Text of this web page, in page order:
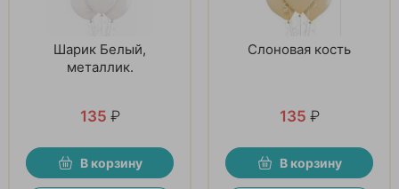
Шарик Белый,
металлик.
135 ₽
В корзину
Слоновая кость
135 ₽
В корзину